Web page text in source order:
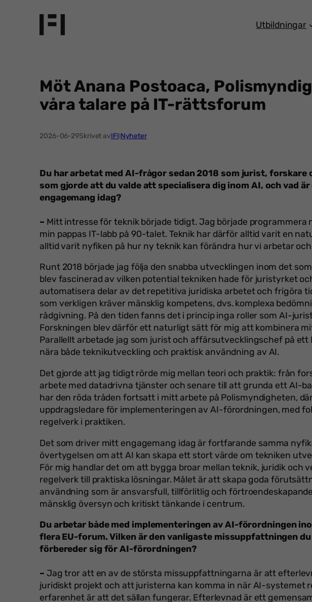
Utbildningar
Möt Anana Postoaca,
våra talare på IT-rättsforum
2026-06-29Skrivet avIFIiNyheter
Du har arbetat med AI-frågor sedan 2018 som jurist, forskare
som gjorde att du valde att specialisera dig inom AI, och vad
engagemang idag?
– Mitt intresse för teknik började tidigt. Jag började programmera
min pappas IT-labb på 90-talet. Teknik har därför alltid varit en
alltid varit nyfiken på hur ny teknik kan förändra hur vi arbetar
Runt 2018 började jag följa den snabba utvecklingen inom det
blev fascinerad av vilken potential tekniken hade för juristyrket
automatisera delar av det repetitiva juridiska arbetet och frigöra
som verkligen kräver mänsklig kompetens, dvs. komplexa
rådgivning. På den tiden fanns det i princip inga roller som AI-
Forskningen blev därför ett naturligt sätt för mig att kombinera
Parallellt arbetade jag som jurist och affärsutvecklingschef på ett
nära både teknikutveckling och praktisk användning av AI.
Det gjorde att jag tidigt rörde mig mellan teori och praktik: från
arbete med datadrivna tjänster och senare till att grunda ett AI-
har den röda tråden fortsatt i mitt arbete på Polismyndigheten,
uppdragsledare för implementeringen av AI-förordningen, med
regelverk i praktiken.
Det som driver mitt engagemang idag är fortfarande samma
övertygelsen om att AI kan skapa ett stort värde om tekniken
För mig handlar det om att bygga broar mellan teknik, juridik och
regelverk till praktiska lösningar. Målet är att skapa goda
användning som är ansvarsfull, tillförlitlig och
mänsklig översyn och kritiskt tänkande i centrum.
Du arbetar både med implementeringen av AI-förordningen
flera EU-forum. Vilken är den vanligaste missuppfattningen
förbereder sig för AI-förordningen?
– Jag tror att en av de största missuppfattningarna är att
juridiskt projekt och att juristerna kan komma in när AI-systemet
erfarenhet är att det sällan fungerar. Efterlevnad är ett